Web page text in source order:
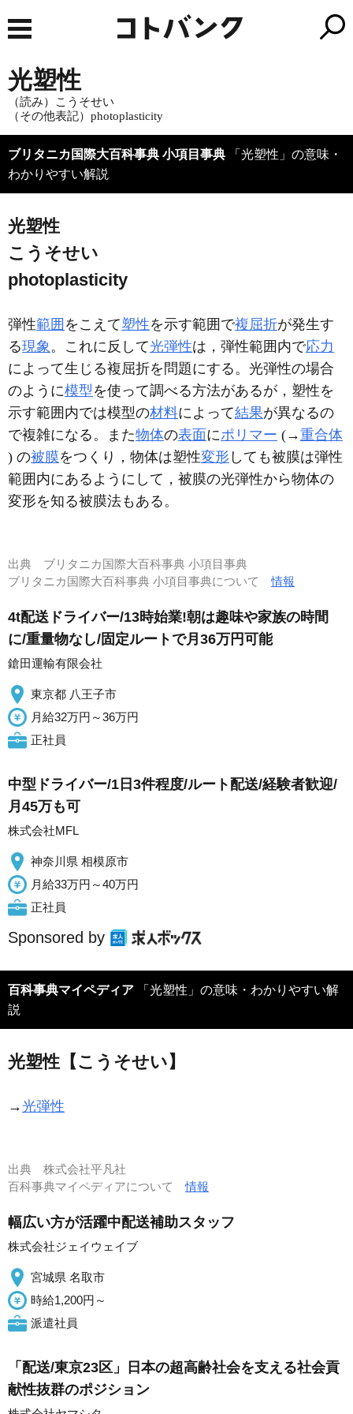
光塑性
（読み）こうそせい
（その他表記）photoplasticity
ブリタニカ国際大百科事典 小項目事典 「光塑性」の意味・
わかりやすい解説
光塑性
こうそせい
photoplasticity
弾性範囲 をこえて塑性を示す範囲で複屈折が発生す
る現象。これに反して光弾性は，弾性範囲内で応力
によって生じる複屈折を問題にする。光弾性の場合
のように模型 を使って調べる方法があるが，塑性を
示す範囲内では模型の材料によって結果が異なるの
で複雑になる。また物体の表面にポリマー (→重合体
) の被膜をつくり，物体は塑性変形 しても被膜は弾性
範囲内にあるようにして，被膜の光弾性から物体の
変形を知る被膜法もある。
出典 ブリタニカ国際大百科事典 小項目事典
ブリタニカ国際大百科事典 小項目事典について情報
4t配送ドライバー/13時始業!朝は趣味や家族の時間
に/重量物なし/固定ルートで月36万円可能
鎗田運輸有限会社
東京都 八王子市
月給32万円～36万円
正社員
中型ドライバー/1日3件程度/ルート配送/経験者歓迎/
月45万も可
株式会社MFL
神奈川県 相模原市
月給33万円～40万円
正社員
Sponsored by
百科事典マイペディア 「光塑性」の意味・わかりやすい解
説
光塑性【こうそせい】
→光弾性
出典 株式会社平凡社
百科事典マイペディアについて情報
幅広い方が活躍中配送補助スタッフ
株式会社ジェイウェイブ
宮城県 名取市
時給1,200円～
派遣社員
「配送/東京23区」日本の超高齢社会を支える社会貢
献性抜群のポジション